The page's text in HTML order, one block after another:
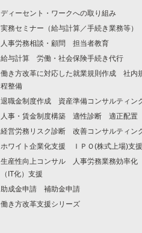
ディーセント・ワークへの取り組み
実務セミナー（給与計算／手続き業務等）
人事労務相談・顧問 担当者教育
給与計算 労働・社会保険手続き代行
働き方改革に対応した就業規則作成 社内
程整備
退職金制度作成 資産準備コンサルティン
人事・賃金制度構築 適性診断 適正配置
経営労務リスク診断 改善コンサルティン
ホワイト企業化支援 ＩＰＯ(株式上場)支援
生産性向上コンサル 人事労務業務効率化
（IT化）支援
助成金申請 補助金申請
働き方改革支援シリーズ